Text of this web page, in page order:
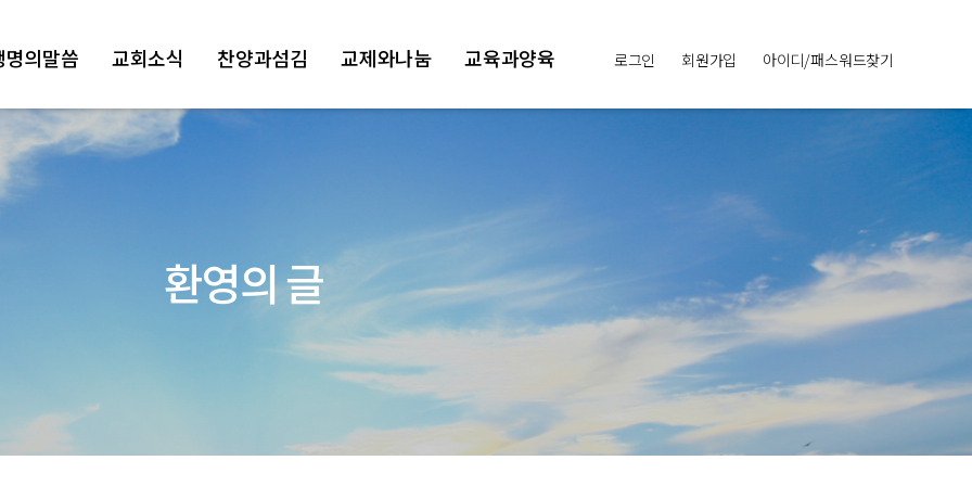
로그인 회원가입 아이디/패스워드찾기
명의말씀 교회소식 찬양과섬김 교제와나눔 교육과양육
환영의 글